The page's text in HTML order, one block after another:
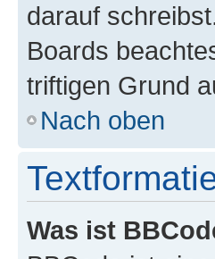
darauf
Boards
triftigen Grund
Nach oben
Was ist